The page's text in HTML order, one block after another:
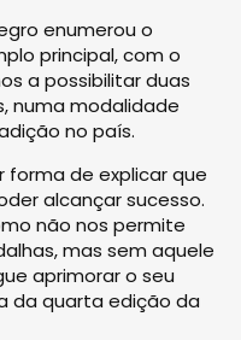
enumerou o
principal, com o
a possibilitar duas
numa modalidade
no país.
forma de explicar que
alcançar sucesso.
não nos permite
mas sem aquele
aprimorar o seu
da quarta edição da